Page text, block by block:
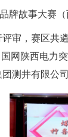
故事大赛（
审，赛区共
陕西电力
测井有限公